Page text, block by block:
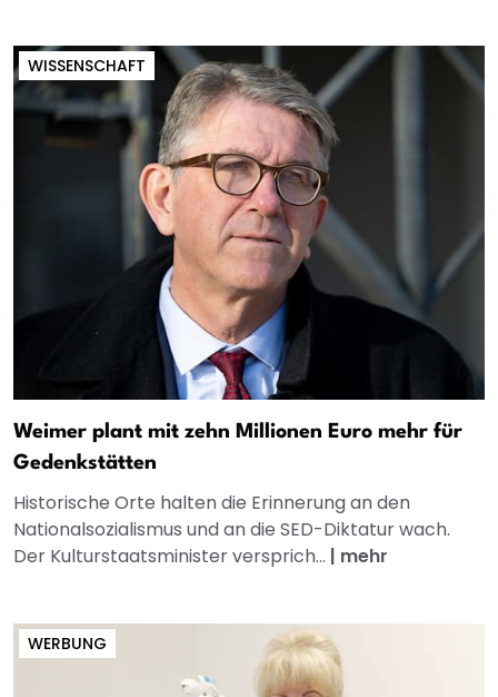
WISSENSCHAFT
Weimer plant mit zehn Millionen Euro mehr für
Gedenkstätten
Historische Orte halten die Erinnerung an den
Nationalsozialismus und an die SED-Diktatur wach.
Der Kulturstaatsminister versprich... | mehr
WERBUNG